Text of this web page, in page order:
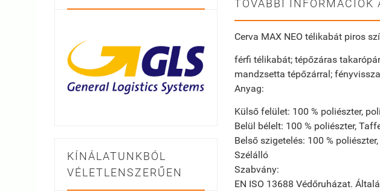
KÍNÁLATUNKBÓL
VÉLETLENSZERŰEN
TOVÁBBI INFORMÁCIÓK
Cerva MAX NEO télikabát piros
férfi télikabát; tépőzáras
mandzsetta tépőzárral;
Anyag:
Külső felület: 100 % poliészter,
Belül bélelt: 100 % poliészter,
Belső szigetelés: 100 %
Szélálló
Szabvány:
EN ISO 13688 Védőruházat.